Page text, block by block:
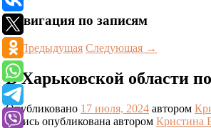
Навигация по записям
←Предыдущая Следующая →
В Харьковской области
Опубликовано 17 июля, 2024 автором
Запись опубликована автором Кристина